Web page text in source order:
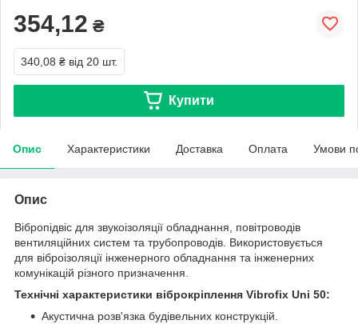
354,12 ₴
340,08 ₴ від 20 шт.
Купити
Опис Характеристики Доставка Оплата Умови
Опис
Вібропідвіс для звукоізоляції обладнання, повітроводів
вентиляційних систем та трубопроводів. Використовується
для віброізоляції інженерного обладнання та інженерних
комунікацій різного призначення.
Технічні характеристики віброкріплення Vibrofix Uni 50:
Акустична розв'язка будівельних конструкцій.